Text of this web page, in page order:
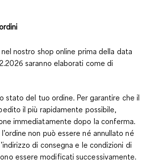
nostro shop online prima della data
saranno elaborati come di
stato del tuo ordine. Per garantire che il
il più rapidamente possibile,
immediatamente dopo la conferma.
non può essere né annullato né
di consegna e le condizioni di
essere modificati successivamente.